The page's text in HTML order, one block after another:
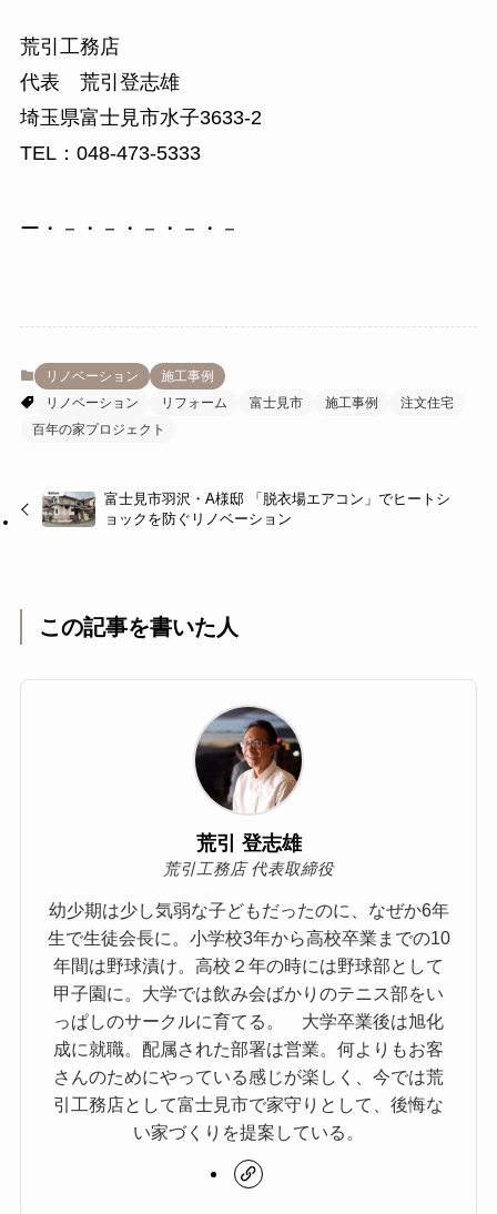
荒引工務店
代表 荒引登志雄
埼玉県富士見市水子3633-2
TEL：048-473-5333
ー・－・－・－・－・－
リノベーション
施工事例
リノベーション
リフォーム 富士見市 施工事例
注文住宅
百年の家プロジェクト
富士見市羽沢・A様邸 「脱衣場エアコン」でヒートシ
ョックを防ぐリノベーション
この記事を書いた人
荒引 登志雄
荒引工務店 代表取締役
幼少期は少し気弱な子どもだったのに、なぜか6年
生で生徒会長に。小学校3年から高校卒業までの10
年間は野球漬け。高校２年の時には野球部として
甲子園に。大学では飲み会ばかりのテニス部をい
っぱしのサークルに育てる。 大学卒業後は旭化
成に就職。配属された部署は営業。何よりもお客
さんのためにやっている感じが楽しく、今では荒
引工務店として富士見市で家守りとして、後悔な
い家づくりを提案している。